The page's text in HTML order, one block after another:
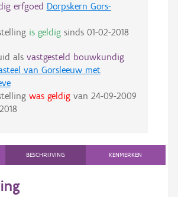
erfgoed Dorpskern Gors-
is geldigsinds 01-02-2018
als vastgesteld bouwkundig
van Gorsleeuw met
was geldigvan 24-09-2009
BESCHRIJVING KENMERKEN